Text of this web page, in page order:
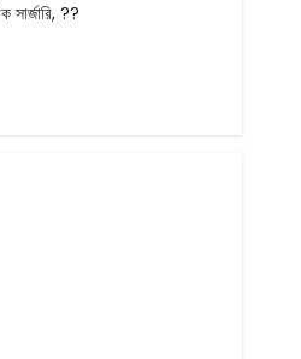
সার্জারি, ??